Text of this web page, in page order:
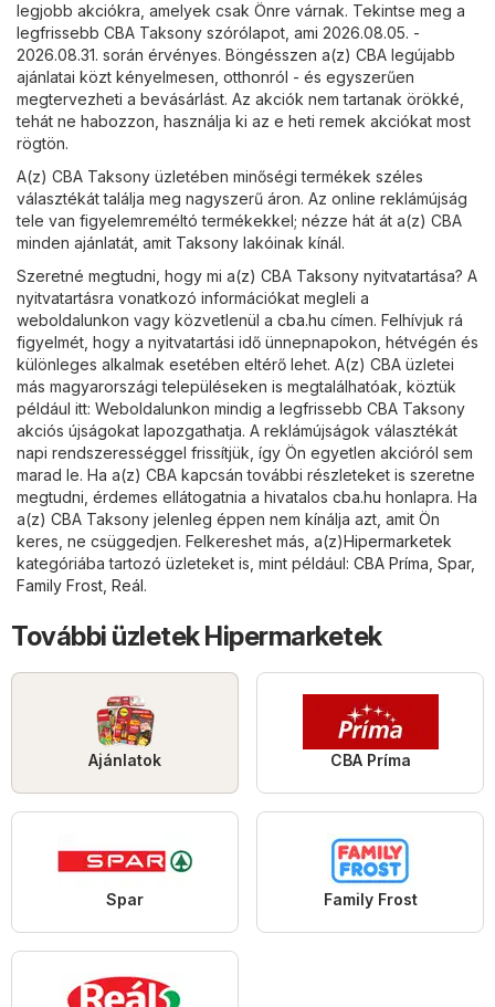
legjobb akciókra, amelyek csak Önre várnak. Tekintse meg a
legfrissebb CBA Taksony szórólapot, ami 2026.08.05. -
2026.08.31. során érvényes. Böngésszen a(z) CBA legújabb
ajánlatai közt kényelmesen, otthonról - és egyszerűen
megtervezheti a bevásárlást. Az akciók nem tartanak örökké,
tehát ne habozzon, használja ki az e heti remek akciókat most
rögtön.
A(z) CBA Taksony üzletében minőségi termékek széles
választékát találja meg nagyszerű áron. Az online reklámújság
tele van figyelemreméltó termékekkel; nézze hát át a(z) CBA
minden ajánlatát, amit Taksony lakóinak kínál.
Szeretné megtudni, hogy mi a(z) CBA Taksony nyitvatartása? A
nyitvatartásra vonatkozó információkat megleli a
weboldalunkon vagy közvetlenül a cba.hu címen. Felhívjuk rá
figyelmét, hogy a nyitvatartási idő ünnepnapokon, hétvégén és
különleges alkalmak esetében eltérő lehet. A(z) CBA üzletei
más magyarországi településeken is megtalálhatóak, köztük
például itt: Weboldalunkon mindig a legfrissebb CBA Taksony
akciós újságokat lapozgathatja. A reklámújságok választékát
napi rendszerességgel frissítjük, így Ön egyetlen akcióról sem
marad le. Ha a(z) CBA kapcsán további részleteket is szeretne
megtudni, érdemes ellátogatnia a hivatalos cba.hu honlapra. Ha
a(z) CBA Taksony jelenleg éppen nem kínálja azt, amit Ön
keres, ne csüggedjen. Felkereshet más, a(z)Hipermarketek
kategóriába tartozó üzleteket is, mint például: CBA Príma Spar,
Family Frost Reál.
További üzletek Hipermarketek
Ajánlatok CBA Príma
Spar Family Frost